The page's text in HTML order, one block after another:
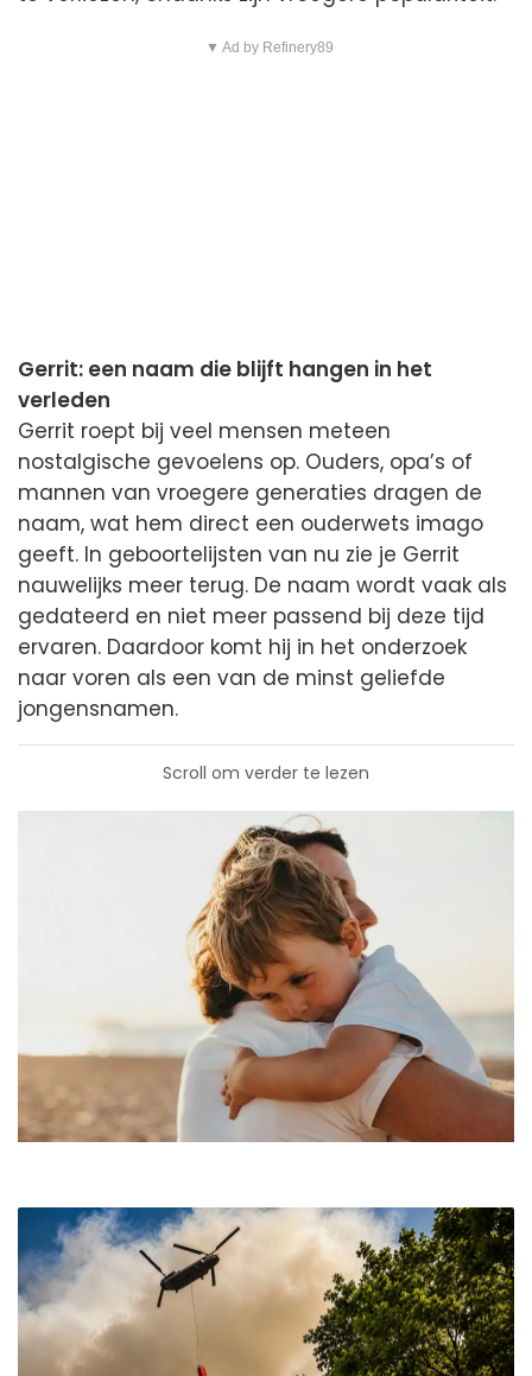
▼ Ad by Refinery89
Gerrit: een naam die blijft hangen in het
verleden
Gerrit roept bij veel mensen meteen
nostalgische gevoelens op. Ouders, opa’s of
mannen van vroegere generaties dragen de
naam, wat hem direct een ouderwets imago
geeft. In geboortelijsten van nu zie je Gerrit
nauwelijks meer terug. De naam wordt vaak als
gedateerd en niet meer passend bij deze tijd
ervaren. Daardoor komt hij in het onderzoek
naar voren als een van de minst geliefde
jongensnamen.
Scroll om verder te lezen